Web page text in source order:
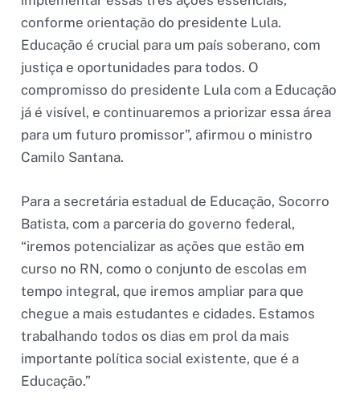
conforme orientação do presidente Lula.
Educação é crucial para um país soberano, com
justiça e oportunidades para todos. O
compromisso do presidente Lula com a Educação
já é visível, e continuaremos a priorizar essa área
para um futuro promissor”, afirmou o ministro
Camilo Santana.
Para a secretária estadual de Educação, Socorro
Batista, com a parceria do governo federal,
“iremos potencializar as ações que estão em
curso no RN, como o conjunto de escolas em
tempo integral, que iremos ampliar para que
chegue a mais estudantes e cidades. Estamos
trabalhando todos os dias em prol da mais
importante política social existente, que é a
Educação.”